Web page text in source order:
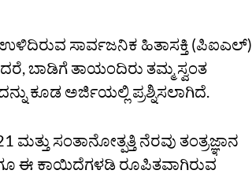
ಉಳಿದಿರುವ ಸಾರ್ವಜನಿಕ ಹಿತಾಸಕ್ತಿ (ಪಿಐಎಲ್)
ಬಾಡಿಗೆ ತಾಯಂದಿರು ತಮ್ಮ ಸ್ವಂತ
ಕೂಡ ಅರ್ಜಿಯಲ್ಲಿ ಪ್ರಶ್ನಿಸಲಾಗಿದೆ.
ಸಂತಾನೋತ್ಪತ್ತಿ ನೆರವು ತಂತ್ರಜ್ಞಾನ
ಈ ಕಾಯಿದೆಗಳಡಿ ರೂಪಿತವಾಗಿರುವ